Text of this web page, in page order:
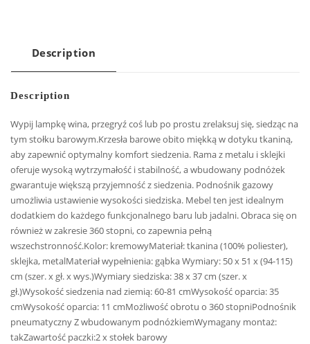
Description
Description
Wypij lampkę wina, przegryź coś lub po prostu zrelaksuj się, siedząc na
tym stołku barowym.Krzesła barowe obito miękką w dotyku tkaniną,
aby zapewnić optymalny komfort siedzenia. Rama z metalu i sklejki
oferuje wysoką wytrzymałość i stabilność, a wbudowany podnóżek
gwarantuje większą przyjemność z siedzenia. Podnośnik gazowy
umożliwia ustawienie wysokości siedziska. Mebel ten jest idealnym
dodatkiem do każdego funkcjonalnego baru lub jadalni. Obraca się on
również w zakresie 360 stopni, co zapewnia pełną
wszechstronność.Kolor: kremowyMateriał: tkanina (100% poliester),
sklejka, metalMateriał wypełnienia: gąbka Wymiary: 50 x 51 x (94-115)
cm (szer. x gł. x wys.)Wymiary siedziska: 38 x 37 cm (szer. x
gł.)Wysokość siedzenia nad ziemią: 60-81 cmWysokość oparcia: 35
cmWysokość oparcia: 11 cmMożliwość obrotu o 360 stopniPodnośnik
pneumatyczny Z wbudowanym podnóżkiemWymagany montaż:
takZawartość paczki:2 x stołek barowy